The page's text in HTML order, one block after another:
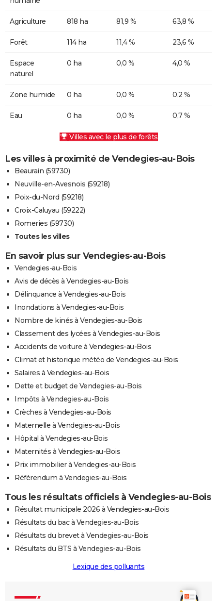
Agriculture 818 ha 81,9 % 63,8 %
Forêt 114 ha 11,4 % 23,6 %
Espace
naturel
0 ha 0,0 % 4,0 %
Zone humide 0 ha 0,0 % 0,2 %
Eau 0 ha 0,0 % 0,7 %
Villes avec le plus de forêts
Les villes à proximité de Vendegies-au-Bois
Beaurain (59730)
Neuville-en-Avesnois (59218)
Poix-du-Nord (59218)
Croix-Caluyau (59222)
Romeries (59730)
Toutes les villes
En savoir plus sur Vendegies-au-Bois
Vendegies-au-Bois
Avis de décès à Vendegies-au-Bois
Délinquance à Vendegies-au-Bois
Inondations à Vendegies-au-Bois
Nombre de kinés à Vendegies-au-Bois
Classement des lycées à Vendegies-au-Bois
Accidents de voiture à Vendegies-au-Bois
Climat et historique météo de Vendegies-au-Bois
Salaires à Vendegies-au-Bois
Dette et budget de Vendegies-au-Bois
Impôts à Vendegies-au-Bois
Crèches à Vendegies-au-Bois
Maternelle à Vendegies-au-Bois
Hôpital à Vendegies-au-Bois
Maternités à Vendegies-au-Bois
Prix immobilier à Vendegies-au-Bois
Référendum à Vendegies-au-Bois
Tous les résultats officiels à Vendegies-au-Bois
Résultat municipale 2026 à Vendegies-au-Bois
Résultats du bac à Vendegies-au-Bois
Résultats du brevet à Vendegies-au-Bois
Résultats du BTS à Vendegies-au-Bois
Lexique des polluants